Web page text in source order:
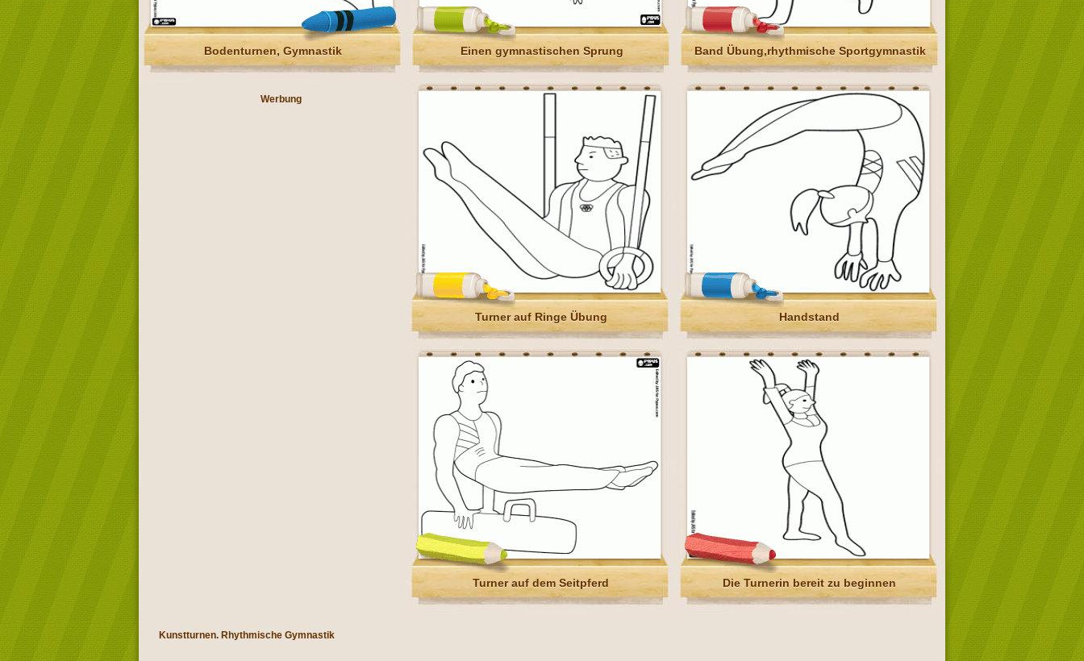
Bodenturnen, Gymnastik Einen gymnastischen Sprung Band Übung,rhythmische Sportgymnastik
Werbung
Turner auf Ringe Übung Handstand
Turner auf dem Seitpferd Die Turnerin bereit zu beginnen
Kunstturnen. Rhythmische Gymnastik